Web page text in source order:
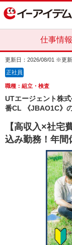
仕事情報
更新日：2026/08/01 ※更
正社員
職種：組立・検査
UTエージェント株
番CL 《JBAO1C》
【高収入×社宅
込み勤務！年間